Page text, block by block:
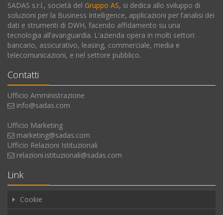
SADAS s.r.l., società del Gruppo AS, si dedica allo sviluppo di
soluzioni per la Business Intelligence, applicazioni per l’analisi dei
dati e strumenti di DWH, facendo affidamento su una
tecnologia all’avanguardia. L'azienda opera in molti settori:
bancario, assicurativo, leasing, commerciale, media e
telecomunicazioni, e nel settore pubblico.
Contatti
Ufficio Amministrazione
info@sadas.com
Ufficio Marketing
marketing@sadas.com
Ufficio Relazioni Istituzionali
relazioni.istituzionali@sadas.com
Link
Cookie